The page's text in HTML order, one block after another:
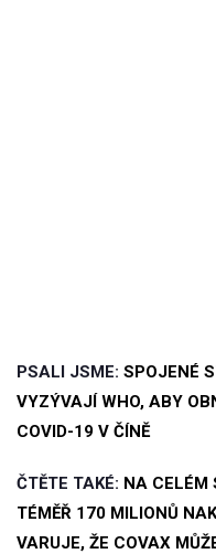
PSALI JSME: SPOJENÉ
VYZÝVAJÍ WHO, ABY
COVID-19 V ČÍNĚ
ČTĚTE TAKÉ: NA CELÉM
TÉMĚŘ 170 MILIONŮ
VARUJE, ŽE COVAX